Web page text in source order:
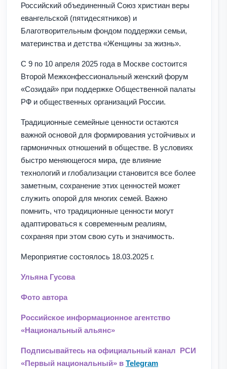
Российский объединенный Союз христиан веры
евангельской (пятидесятников) и
Благотворительным фондом поддержки семьи,
материнства и детства «Женщины за жизнь».
С 9 по 10 апреля 2025 года в Москве состоится
Второй Межконфессиональный женский форум
«Созидай» при поддержке Общественной палаты
РФ и общественных организаций России.
Традиционные семейные ценности остаются
важной основой для формирования устойчивых и
гармоничных отношений в обществе. В условиях
быстро меняющегося мира, где влияние
технологий и глобализации становится все более
заметным, сохранение этих ценностей может
служить опорой для многих семей. Важно
помнить, что традиционные ценности могут
адаптироваться к современным реалиям,
сохраняя при этом свою суть и значимость.
Мероприятие состоялось 18.03.2025 г.
Ульяна Гусова
Фото автора
Российское информационное агентство
«Национальный альянс»
Подписывайтесь на официальный канал РСИ
«Первый национальный» в Telegram